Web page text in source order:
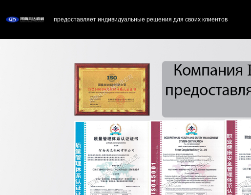
предоставляет индивидуальные решения для своих клиентов